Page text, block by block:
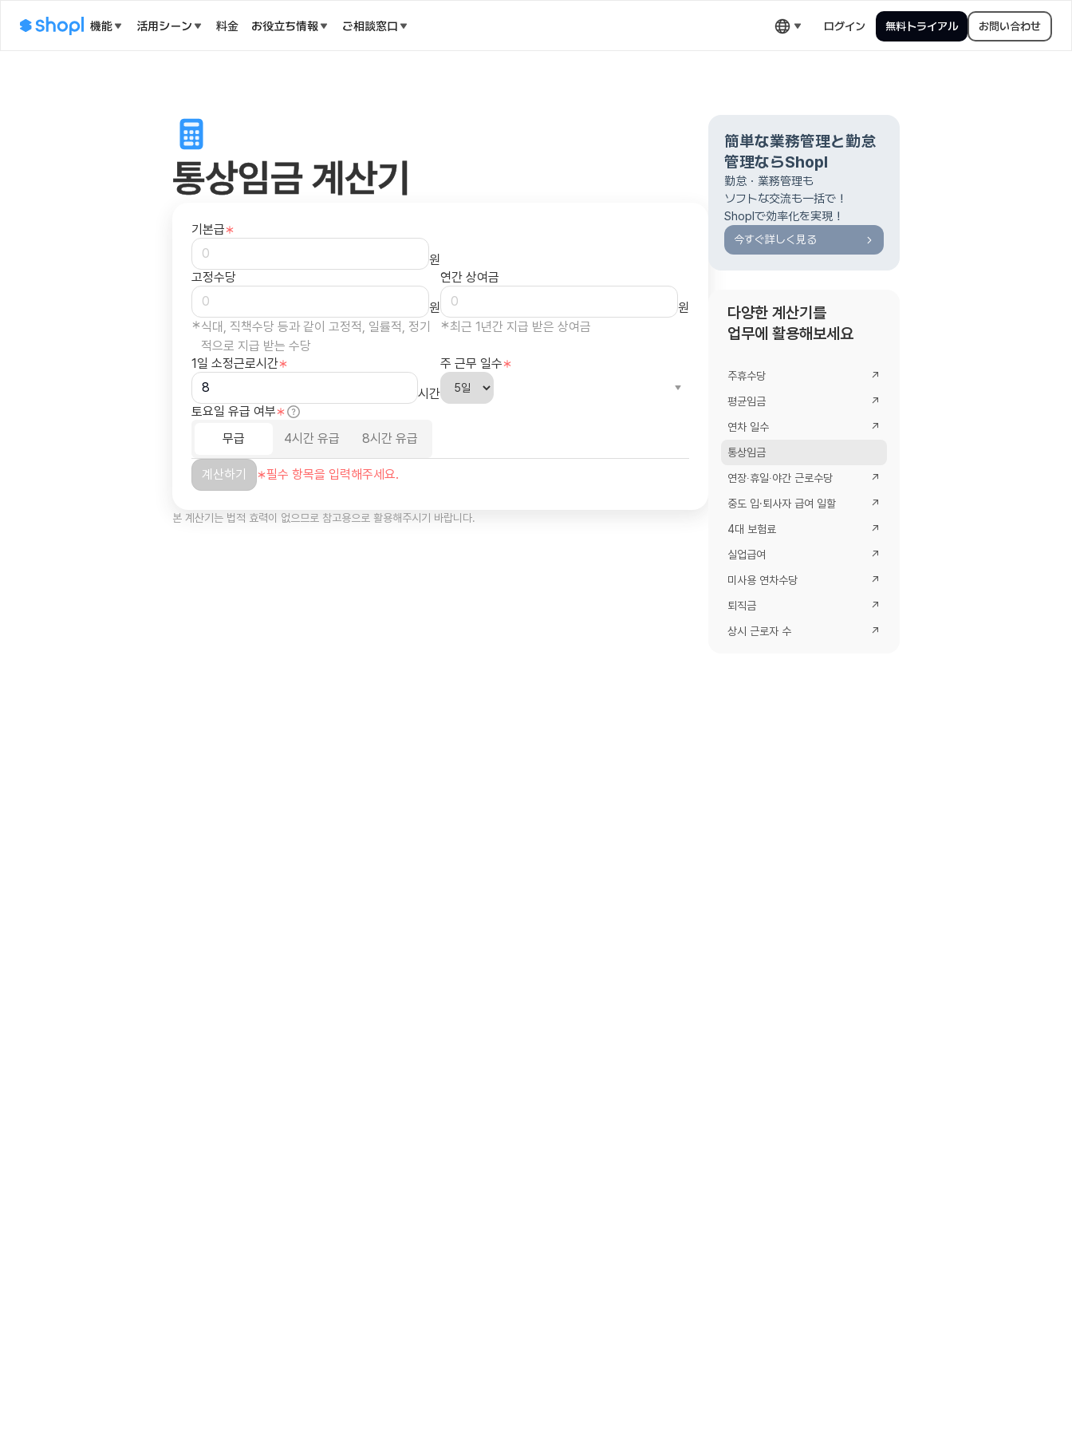
機能 活用シーン 料金 お役立ち情報 ご相談窓口 ログイン 無料トライアル お問い合わせ
통상임금 계산기
본 계산기는 법적 효력이 없으므로 참고용으로 활용해주시기 바랍니다.
簡単な業務管理と勤怠
管理ならShopl
勤怠・業務管理も
ソフトな交流も一括で！
Shoplで効率化を実現！
今すぐ詳しく見る
다양한 계산기를
업무에 활용해보세요
주휴수당
↗
평균임금
↗
연차 일수
↗
통상임금
연장∙휴일∙야간 근로수당
↗
중도 입·퇴사자 급여 일할
↗
4대 보험료
↗
실업급여
↗
미사용 연차수당
↗
퇴직금
↗
상시 근로자 수
↗